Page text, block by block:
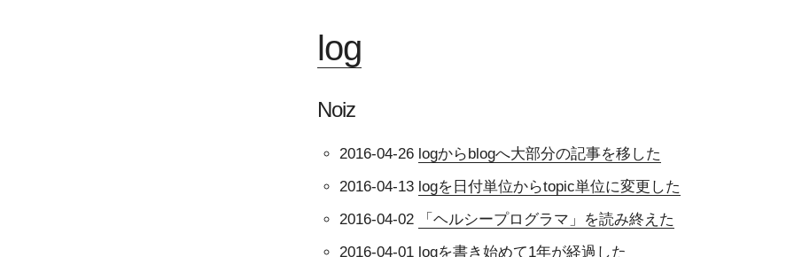
log
Noiz
2016-04-26 logからblogへ大部分の記事を移した
2016-04-13 logを日付単位からtopic単位に変更した
2016-04-02
「ヘルシープログラマ」を読み終えた
2016-04-01 logを書き始めて1年が経過した